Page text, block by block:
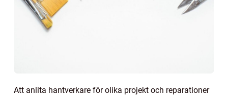
Att anlita hantverkare för olika projekt och reparationer